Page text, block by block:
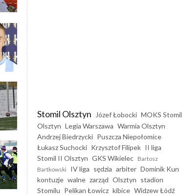
Stomil Olsztyn Józef Łobocki MOKS Stomil
Olsztyn Legia Warszawa Warmia Olsztyn
Andrzej Biedrzycki Puszcza Niepołomice
Łukasz Suchocki Krzysztof Filipek II liga
Stomil II Olsztyn GKS Wikielec Bartosz
Bartkowski IV liga sędzia arbiter Dominik Kun
kontuzje walne zarząd Olsztyn stadion
Stomilu Pelikan Łowicz kibice Widzew Łódź